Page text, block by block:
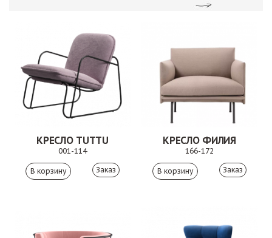
КРЕСЛО TUTTU
001-114
Заказ
КРЕСЛО ФИЛИЯ
166-172
Заказ